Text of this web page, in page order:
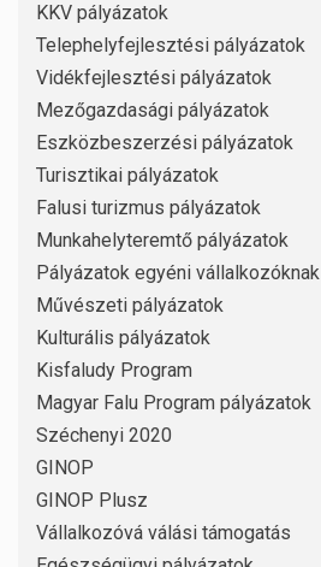
KKV pályázatok
Telephelyfejlesztési pályázatok
Vidékfejlesztési pályázatok
Mezőgazdasági pályázatok
Eszközbeszerzési pályázatok
Turisztikai pályázatok
Falusi turizmus pályázatok
Munkahelyteremtő pályázatok
Pályázatok egyéni vállalkozóknak
Művészeti pályázatok
Kulturális pályázatok
Kisfaludy Program
Magyar Falu Program pályázatok
Széchenyi 2020
GINOP
GINOP Plusz
Vállalkozóvá válási támogatás